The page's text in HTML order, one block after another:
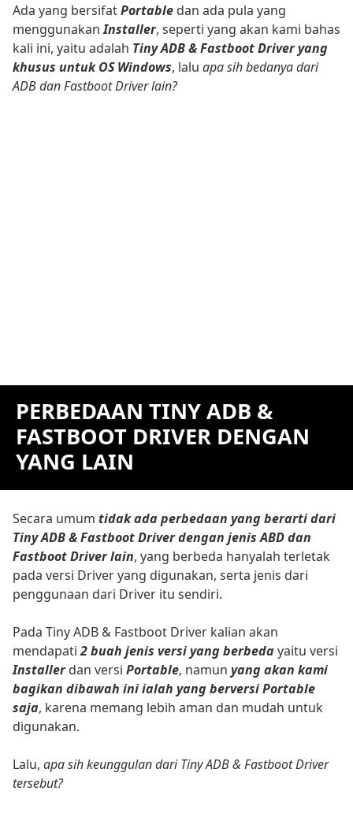
Ada yang bersifatPortable dan ada pula yang
menggunakanInstaller, seperti yang akan kami bahas
kali ini, yaitu adalah Tiny ADB & Fastboot Driver yang
khusus untuk OS Windows, lalu apa sih bedanya dari
ADB dan Fastboot Driver lain?
PERBEDAAN TINY ADB &
FASTBOOT DRIVER DENGAN
YANG LAIN
Secara umum tidak ada perbedaan yang berarti dari
Tiny ADB & Fastboot Driver dengan jenis ABD dan
Fastboot Driver lain, yang berbeda hanyalah terletak
pada versi Driver yang digunakan, serta jenis dari
penggunaan dari Driver itu sendiri.
Pada Tiny ADB & Fastboot Driver kalian akan
mendapati2 buah jenis versi yang berbedayaitu versi
Installerdan versi Portable, namun yang akan kami
bagikan dibawah ini ialah yang berversi Portable
saja, karena memang lebih aman dan mudah untuk
digunakan.
Lalu, apa sih keunggulan dari Tiny ADB & Fastboot Driver
tersebut?